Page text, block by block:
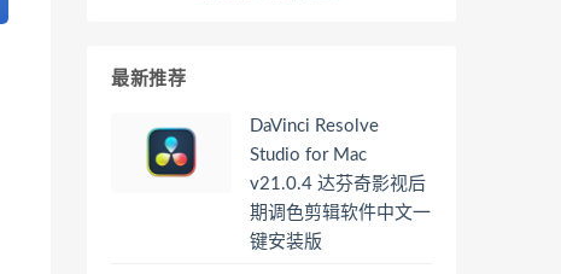
最新推荐
DaVinci Resolve
Studio for Mac
v21.0.4 达芬奇影视后
期调色剪辑软件中文一
键安装版